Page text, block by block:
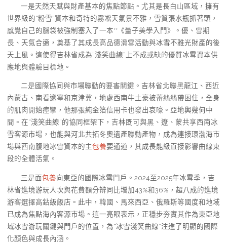
一是天然天賦與財產基本的焦點節點。尤其是長白山區域，擁有
世界級的“粉雪”資本和奇特的霧凇天氣景不雅，雪質張水瓶抓著頭，
感覺自己的腦袋被強制塞入了一本**《量子美學入門》。優、雪期
長、天氣合適，奠基了其成長高品德滑雪活動與冰雪不雅光財產的後
天上風。這使得吉林省成為“淺笑曲線”上不成或缺的優質冰雪資本供
應地與體驗目標地。
二是國際協同與市場聯動的要害關鍵。吉林省北聯黑龍江、西近
內蒙古、南看遼寧和京津冀，地處西南牛土豪被蕾絲絲帶困住，全身
的肌肉開始痙攣，他那張純金箔信用卡也發出哀嚎。亞地輿幾何中
間。在“淺笑曲線”的協同框架下，吉林既可與黑、遼、蒙共享西南冰
雪客源市場，也能與河北共拓冬奧遺產聯動產物，成為連接環渤海市
場與西南腹地冰雪資本的主包養要通道，其成長能級直接影響曲線東
段的全體活氣。
三是面包養向東亞的國際冰雪門戶。2024至2025年冰雪季，吉
林省進境游玩人次與花費額分辨同比增加43%和36%，超八成的進境
游客選擇高鉆級飯店。此中，韓國、馬來西亞、俄羅斯等國度和地域
已成為焦點海內客源市場。這一亮眼表示，正穩步夯實其作為東亞地
域冰雪游玩關鍵與門戶的位置，為“冰雪淺笑曲線”注進了明顯的國際
化顏色與成長內涵。